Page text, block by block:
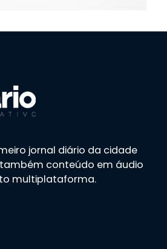
jornal diário da cidade
conteúdo em áudio
multiplataforma.